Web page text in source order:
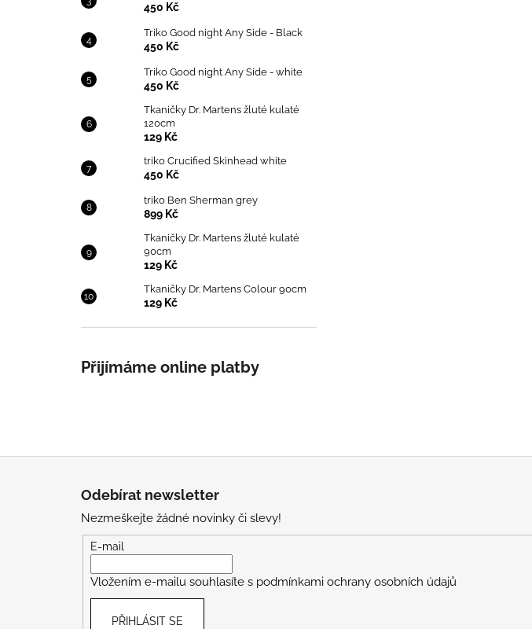
450 Kč
Triko Good night Any Side - Black
450 Kč
Triko Good night Any Side - white
450 Kč
Tkaničky Dr. Martens žluté kulaté
120cm
129 Kč
triko Crucified Skinhead white
450 Kč
triko Ben Sherman grey
899 Kč
Tkaničky Dr. Martens žluté kulaté
90cm
129 Kč
Tkaničky Dr. Martens Colour 90cm
129 Kč
Přijímáme online platby
Odebírat newsletter
Nezmeškejte žádné novinky či slevy!
E-mail
Vložením e-mailu souhlasíte s podmínkami ochrany osobních údajů
PŘIHLÁSIT SE